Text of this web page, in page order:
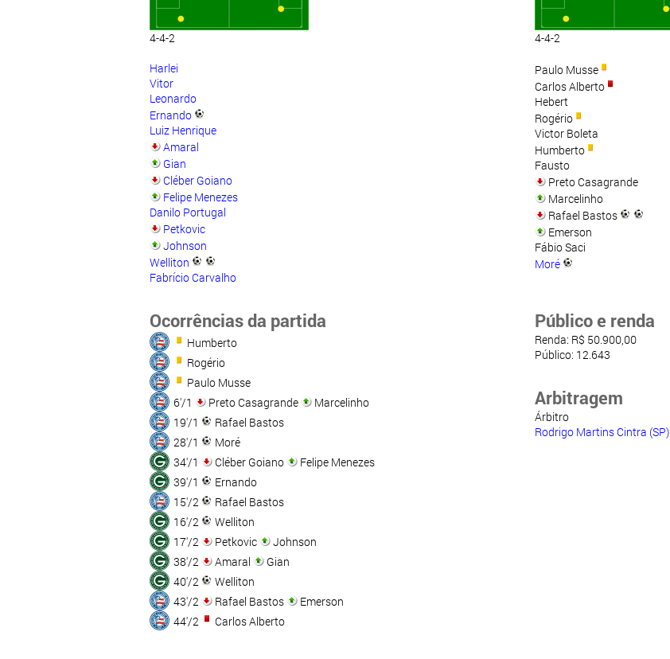
4-4-2
Harlei
Vitor
Leonardo
Ernando
Luiz Henrique
Amaral
Gian
Cléber Goiano
Felipe Menezes
Danilo Portugal
Petkovic
Johnson
Welliton
Fabrício Carvalho
4-4-2
Paulo Musse
Carlos Alberto
Hebert
Rogério
Victor Boleta
Humberto
Fausto
Preto Casagrande
Marcelinho
Rafael Bastos
Emerson
Fábio Saci
Moré
Ocorrências da partida
Humberto
Rogério
Paulo Musse
6'/1
Preto Casagrande
Marcelinho
19'/1
Rafael Bastos
28'/1
Moré
34'/1
Cléber Goiano
Felipe Menezes
39'/1
Ernando
15'/2
Rafael Bastos
16'/2
Welliton
17'/2
Petkovic
Johnson
38'/2
Amaral
Gian
40'/2
Welliton
43'/2
Rafael Bastos
Emerson
44'/2
Carlos Alberto
Público e renda
Renda: R$ 50.900,00
Público: 12.643
Arbitragem
Árbitro
Rodrigo Martins Cintra (SP)